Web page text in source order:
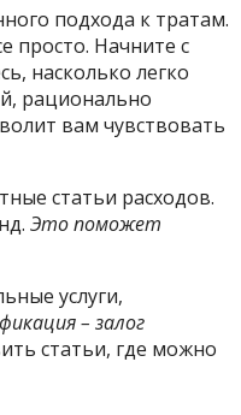
подхода к тратам.
просто. Начните с
насколько легко
рационально
вам чувствовать
статьи расходов.
Это поможет
услуги,
– залог
статьи, где можно